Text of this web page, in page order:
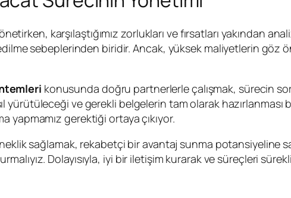
karşılaştığımız zorlukları ve fırsatları yakından
sebeplerinden biridir. Ancak, yüksek maliyetlerin göz
konusunda doğru partnerlerle çalışmak, sürecin
yürütüleceği ve gerekli belgelerin tam olarak
yapmamız gerektiği ortaya çıkıyor.
sağlamak, rekabetçi bir avantaj sunma potansiyeline
Dolayısıyla, iyi bir iletişim kurarak ve süreçleri